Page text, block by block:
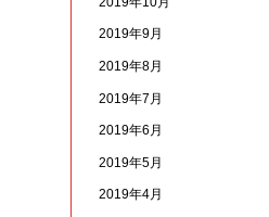
2019年9月
2019年8月
2019年7月
2019年6月
2019年5月
2019年4月